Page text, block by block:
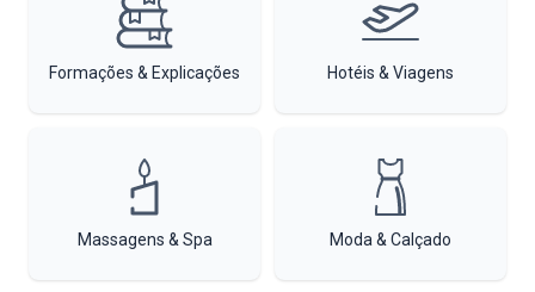
Formações & Explicações Hotéis & Viagens
Massagens & Spa Moda & Calçado